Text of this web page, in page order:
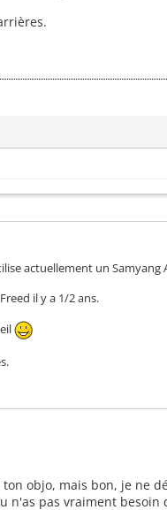
actuellement un Samyang
il y a 1/2 ans.
objo, mais bon, je ne
n'as pas vraiment